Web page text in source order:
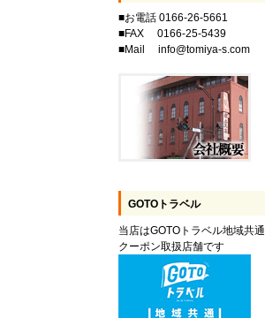
■お電話 0166-26-5661
■FAX 0166-25-5439
■Mail info@tomiya-s.com
GOTOトラベル
当店はGOTOトラベル地域共通
クーポン取扱店舗です